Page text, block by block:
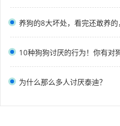
10种狗狗讨厌的行为！你有对
为什么那么多人讨厌泰迪？